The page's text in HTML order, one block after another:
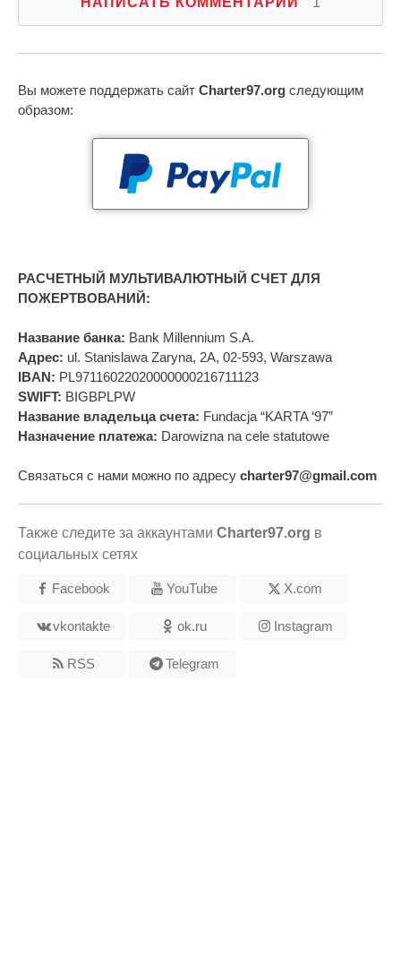
Вы можете поддержать сайт Charter97.org следующим
образом:
РАСЧЕТНЫЙ МУЛЬТИВАЛЮТНЫЙ СЧЕТ ДЛЯ
ПОЖЕРТВОВАНИЙ:
Название банка: Bank Millennium S.A.
Адрес: ul. Stanislawa Zaryna, 2A, 02-593, Warszawa
IBAN: PL97116022020000000216711123
SWIFT: BIGBPLPW
Название владельца счета: Fundacja “KARTA ‘97”
Назначение платежа: Darowizna na cele statutowe
Связаться с нами можно по адресу charter97@gmail.com
Также следите за аккаунтами Charter97.org в
социальных сетях
Facebook YouTube X.com
vkontakte ok.ru Instagram
RSS Telegram